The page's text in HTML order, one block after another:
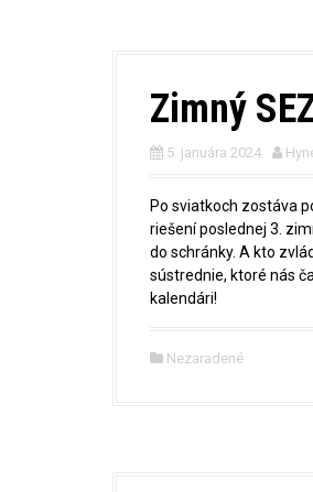
Zimný
5. januára 2024
Po sviatkoch zostáva
riešení poslednej 3.
do schránky. A kto
sústrednie, ktoré nás
kalendári!
Nezaradené